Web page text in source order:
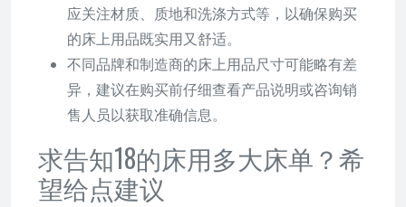
应关注材质、质地和洗涤方式等，以确保购买
的床上用品既实用又舒适。
不同品牌和制造商的床上用品尺寸可能略有差
异，建议在购买前仔细查看产品说明或咨询销
售人员以获取准确信息。
求告知18的床用多大床单？希
望给点建议